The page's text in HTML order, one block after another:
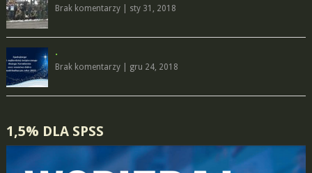
Brak komentarzy| sty 31, 2018
.
Brak komentarzy| gru 24, 2018
1,5% DLA SPSS